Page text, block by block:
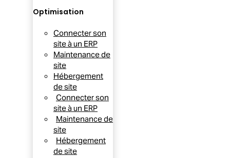
Optimisation
Connecter son
site à un ERP
Maintenance de
site
Hébergement
de site
Connecter son
site à un ERP
Maintenance de
site
Hébergement
de site